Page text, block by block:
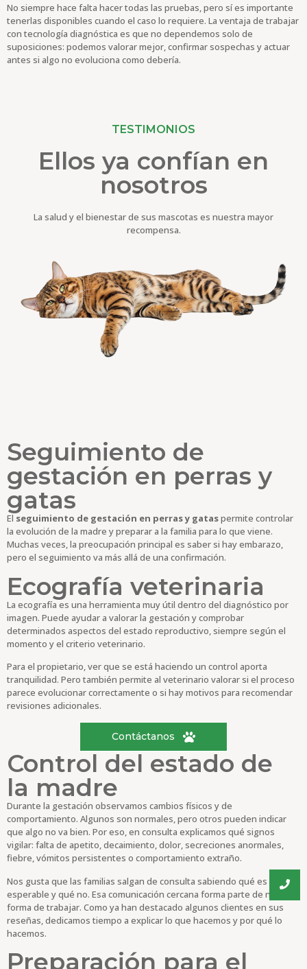
No siempre hace falta hacer todas las pruebas, pero sí es importante
tenerlas disponibles cuando el caso lo requiere. La ventaja de trabajar
con tecnología diagnóstica es que no dependemos solo de
suposiciones: podemos valorar mejor, confirmar sospechas y actuar
antes si algo no evoluciona como debería.
TESTIMONIOS
Ellos ya confían en
nosotros
La salud y el bienestar de sus mascotas es nuestra mayor
recompensa.
Seguimiento de
gestación en perras y
gatas
El seguimiento de gestación en perras y gataspermite controlar
la evolución de la madre y preparar a la familia para lo que viene.
Muchas veces, la preocupación principal es saber si hay embarazo,
pero el seguimiento va más allá de una confirmación.
Ecografía veterinaria
La ecografía es una herramienta muy útil dentro del diagnóstico por
imagen. Puede ayudar a valorar la gestación y comprobar
determinados aspectos del estado reproductivo, siempre según el
momento y el criterio veterinario.
Para el propietario, ver que se está haciendo un control aporta
tranquilidad. Pero también permite al veterinario valorar si el proceso
parece evolucionar correctamente o si hay motivos para recomendar
revisiones adicionales.
Contáctanos
Control del estado de
la madre
Durante la gestación observamos cambios físicos y de
comportamiento. Algunos son normales, pero otros pueden indicar
que algo no va bien. Por eso, en consulta explicamos qué signos
vigilar: falta de apetito, decaimiento, dolor, secreciones anormales,
fiebre, vómitos persistentes o comportamiento extraño.
Nos gusta que las familias salgan de consulta sabiendo qué es
esperable y qué no. Esa comunicación cercana forma parte de nuestra
forma de trabajar. Como ya han destacado algunos clientes en sus
reseñas, dedicamos tiempo a explicar lo que hacemos y por qué lo
hacemos.
Preparación para el